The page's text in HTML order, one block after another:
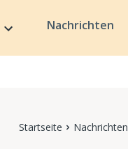
Nachrichten
Startseite Nachrichten